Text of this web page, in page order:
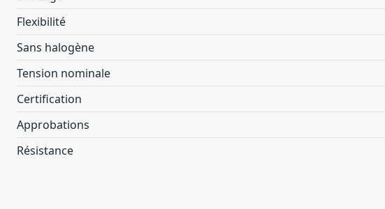
Flexibilité
Sans halogène
Tension nominale
Certification
Approbations
Résistance